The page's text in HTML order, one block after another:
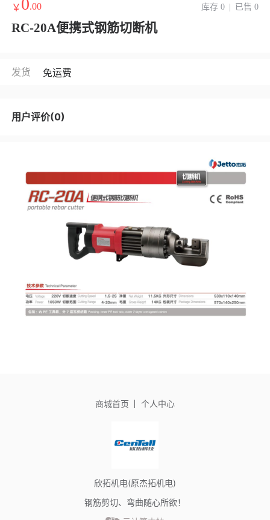
￥ 0.00 库存 0 已售 0
RC-20A便携式钢筋切断机
发货 免运费
用户评价(0)
商城首页 个人中心
欣拓机电(原杰拓机电)
钢筋剪切、弯曲随心所欲！